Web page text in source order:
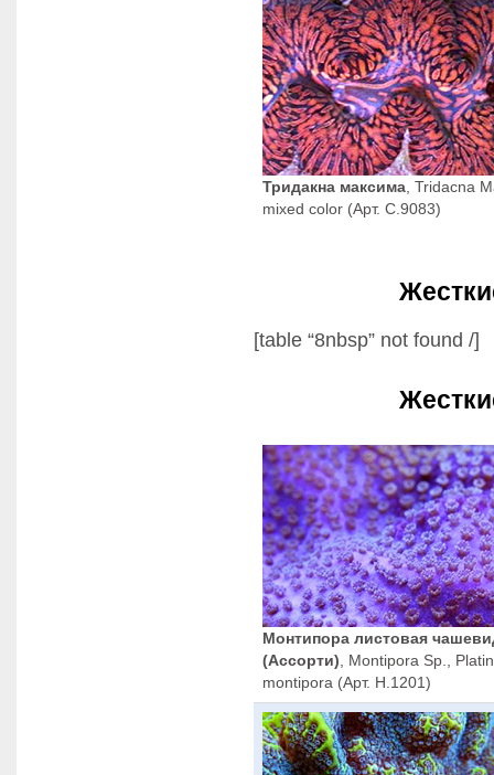
Тридакна максима , Tridacna
mixed color (Арт. C.9083)
[table “8nbsp” not found /]
Монтипора листовая
(Ассорти) , Montipora Sp.,
montipora (Арт. H.1201)